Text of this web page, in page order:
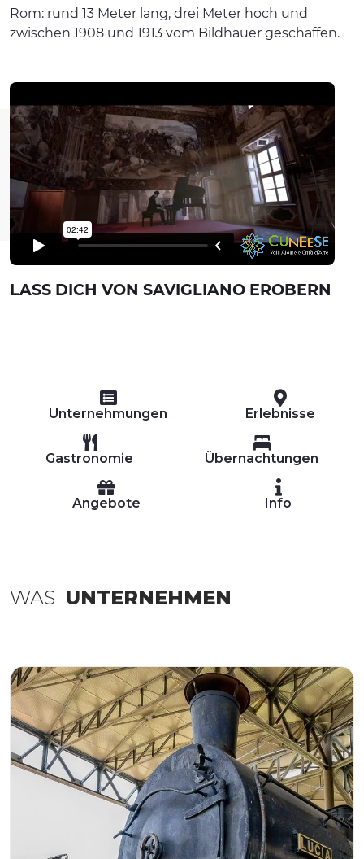
Rom: rund 13 Meter lang, drei Meter hoch und
zwischen 1908 und 1913 vom Bildhauer geschaffen.
LASS DICH VON SAVIGLIANO EROBERN
Unternehmungen Erlebnisse
Gastronomie Übernachtungen
Angebote Info
WAS UNTERNEHMEN